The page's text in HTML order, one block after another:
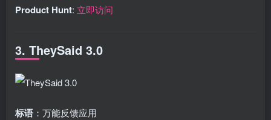
Product Hunt: 立即访问
3. TheySaid 3.0
标语 ：万能反馈应用